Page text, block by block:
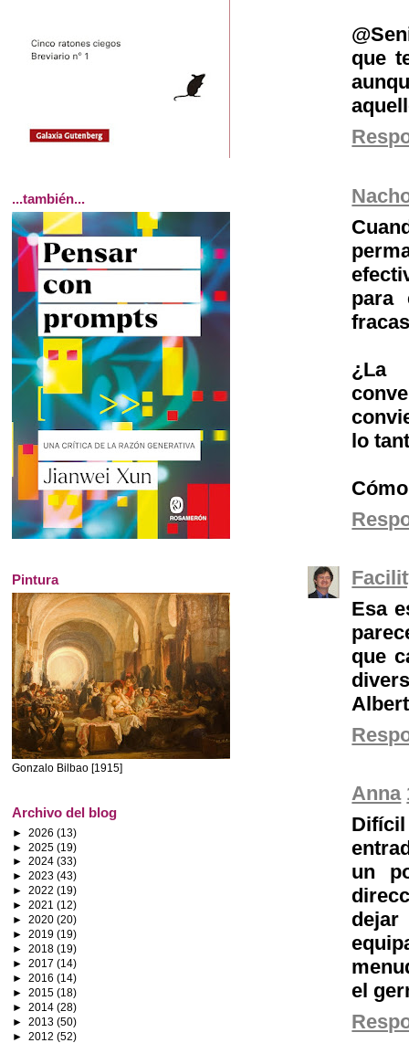
que
para
¿La
lo
Esa
que
Anna
un
el
...también...
Pintura
Gonzalo Bilbao [1915]
Archivo del blog
► 2026 (13)
► 2025 (19)
► 2024 (33)
► 2023 (43)
► 2022 (19)
► 2021 (12)
► 2020 (20)
► 2019 (19)
► 2018 (19)
► 2017 (14)
► 2016 (14)
► 2015 (18)
► 2014 (28)
► 2013 (50)
► 2012 (52)